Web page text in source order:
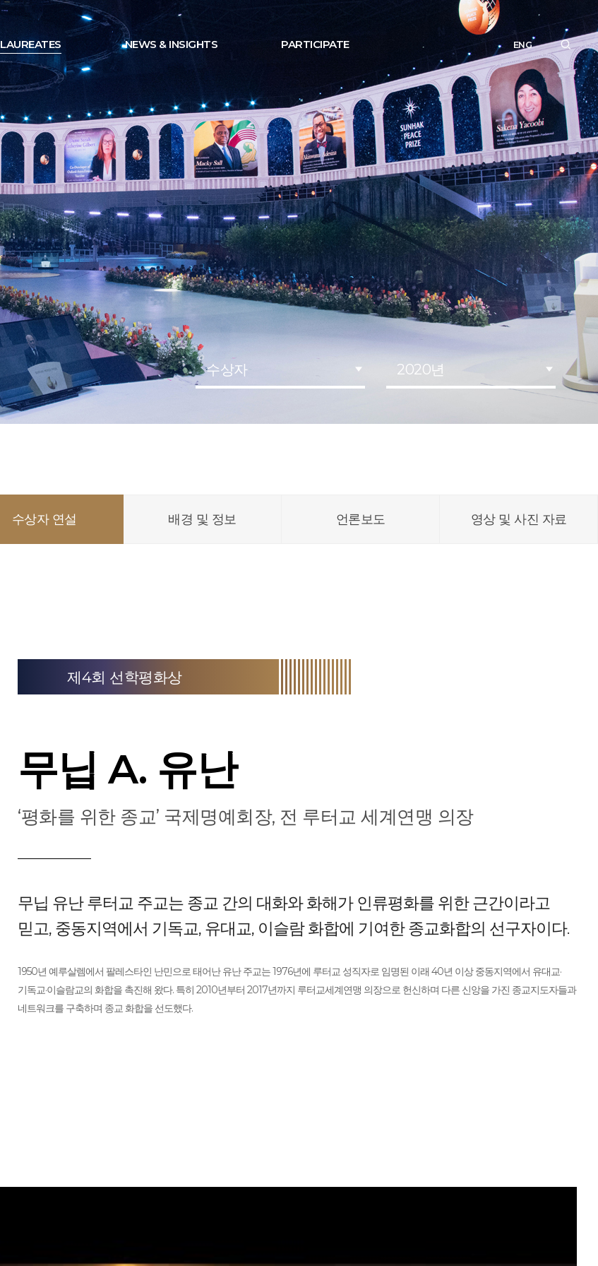
LAUREATES NEWS & INSIGHTS PARTICIPATE ENG
수상자 2020년
수상자 연설 배경 및 정보 언론보도 영상 및 사진 자료
제4회 선학평화상
무닙 A. 유난
‘평화를 위한 종교’ 국제명예회장, 전 루터교 세계연맹 의장
무닙 유난 루터교 주교는 종교 간의 대화와 화해가 인류평화를 위한 근간이라고
믿고, 중동지역에서 기독교, 유대교, 이슬람 화합에 기여한 종교화합의 선구자이다.
1950년 예루살렘에서 팔레스타인 난민으로 태어난 유난 주교는 1976년에 루터교 성직자로 임명된 이래 40년 이상 중동지역에서 유대교·
기독교·이슬람교의 화합을 촉진해 왔다. 특히 2010년부터 2017년까지 루터교세계연맹 의장으로 헌신하며 다른 신앙을 가진 종교지도자들과
네트워크를 구축하며 종교 화합을 선도했다.